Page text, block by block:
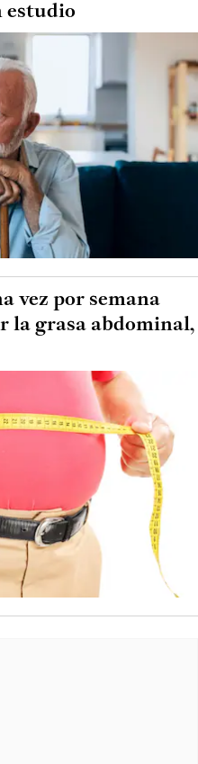
estudio
vez por semana
la grasa abdominal,